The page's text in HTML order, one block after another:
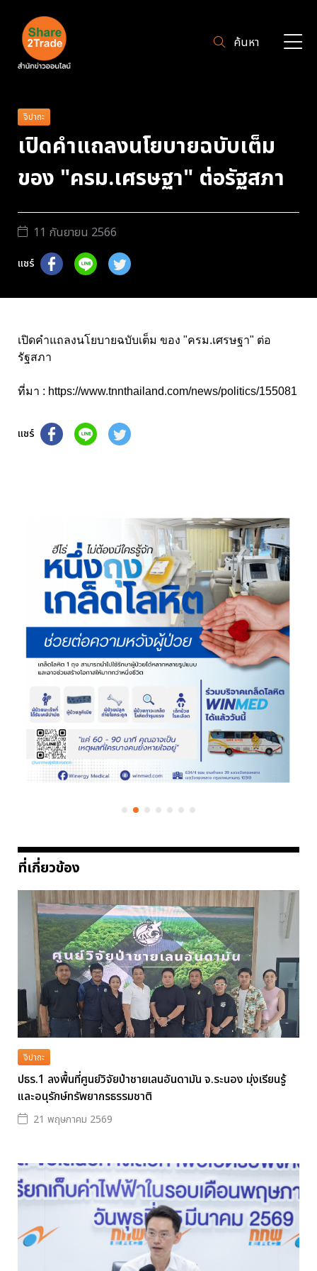
ค้นหา
จิปาถะ
เปิดคำแถลงนโยบายฉบับเต็ม
ของ "ครม.เศรษฐา" ต่อรัฐสภา
11 กันยายน 2566
แชร์
เปิดคำแถลงนโยบายฉบับเต็ม ของ "ครม.เศรษฐา" ต่อ
รัฐสภา
ที่มา : https://www.tnnthailand.com/news/politics/155081
แชร์
ที่เกี่ยวข้อง
จิปาถะ
ปธร.1 ลงพื้นที่ศูนย์วิจัยป่าชายเลนอันดามัน จ.ระนอง มุ่งเรียนรู้
และอนุรักษ์ทรัพยากรธรรมชาติ
21 พฤษภาคม 2569